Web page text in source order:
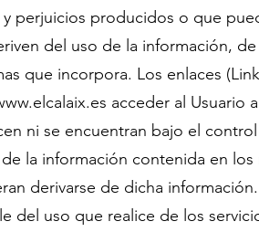
perjuicios producidos o que
del uso de la información, de
que incorpora. Los enlaces
acceder al Usuario
ni se encuentran bajo el control
la información contenida en los
derivarse de dicha información.
del uso que realice de los